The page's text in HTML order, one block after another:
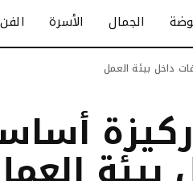
الجمال الأسرة الفن
داخل بيئة العمل
ركيزة